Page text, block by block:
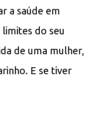
a saúde em
do seu
de uma mulher,
E se tiver